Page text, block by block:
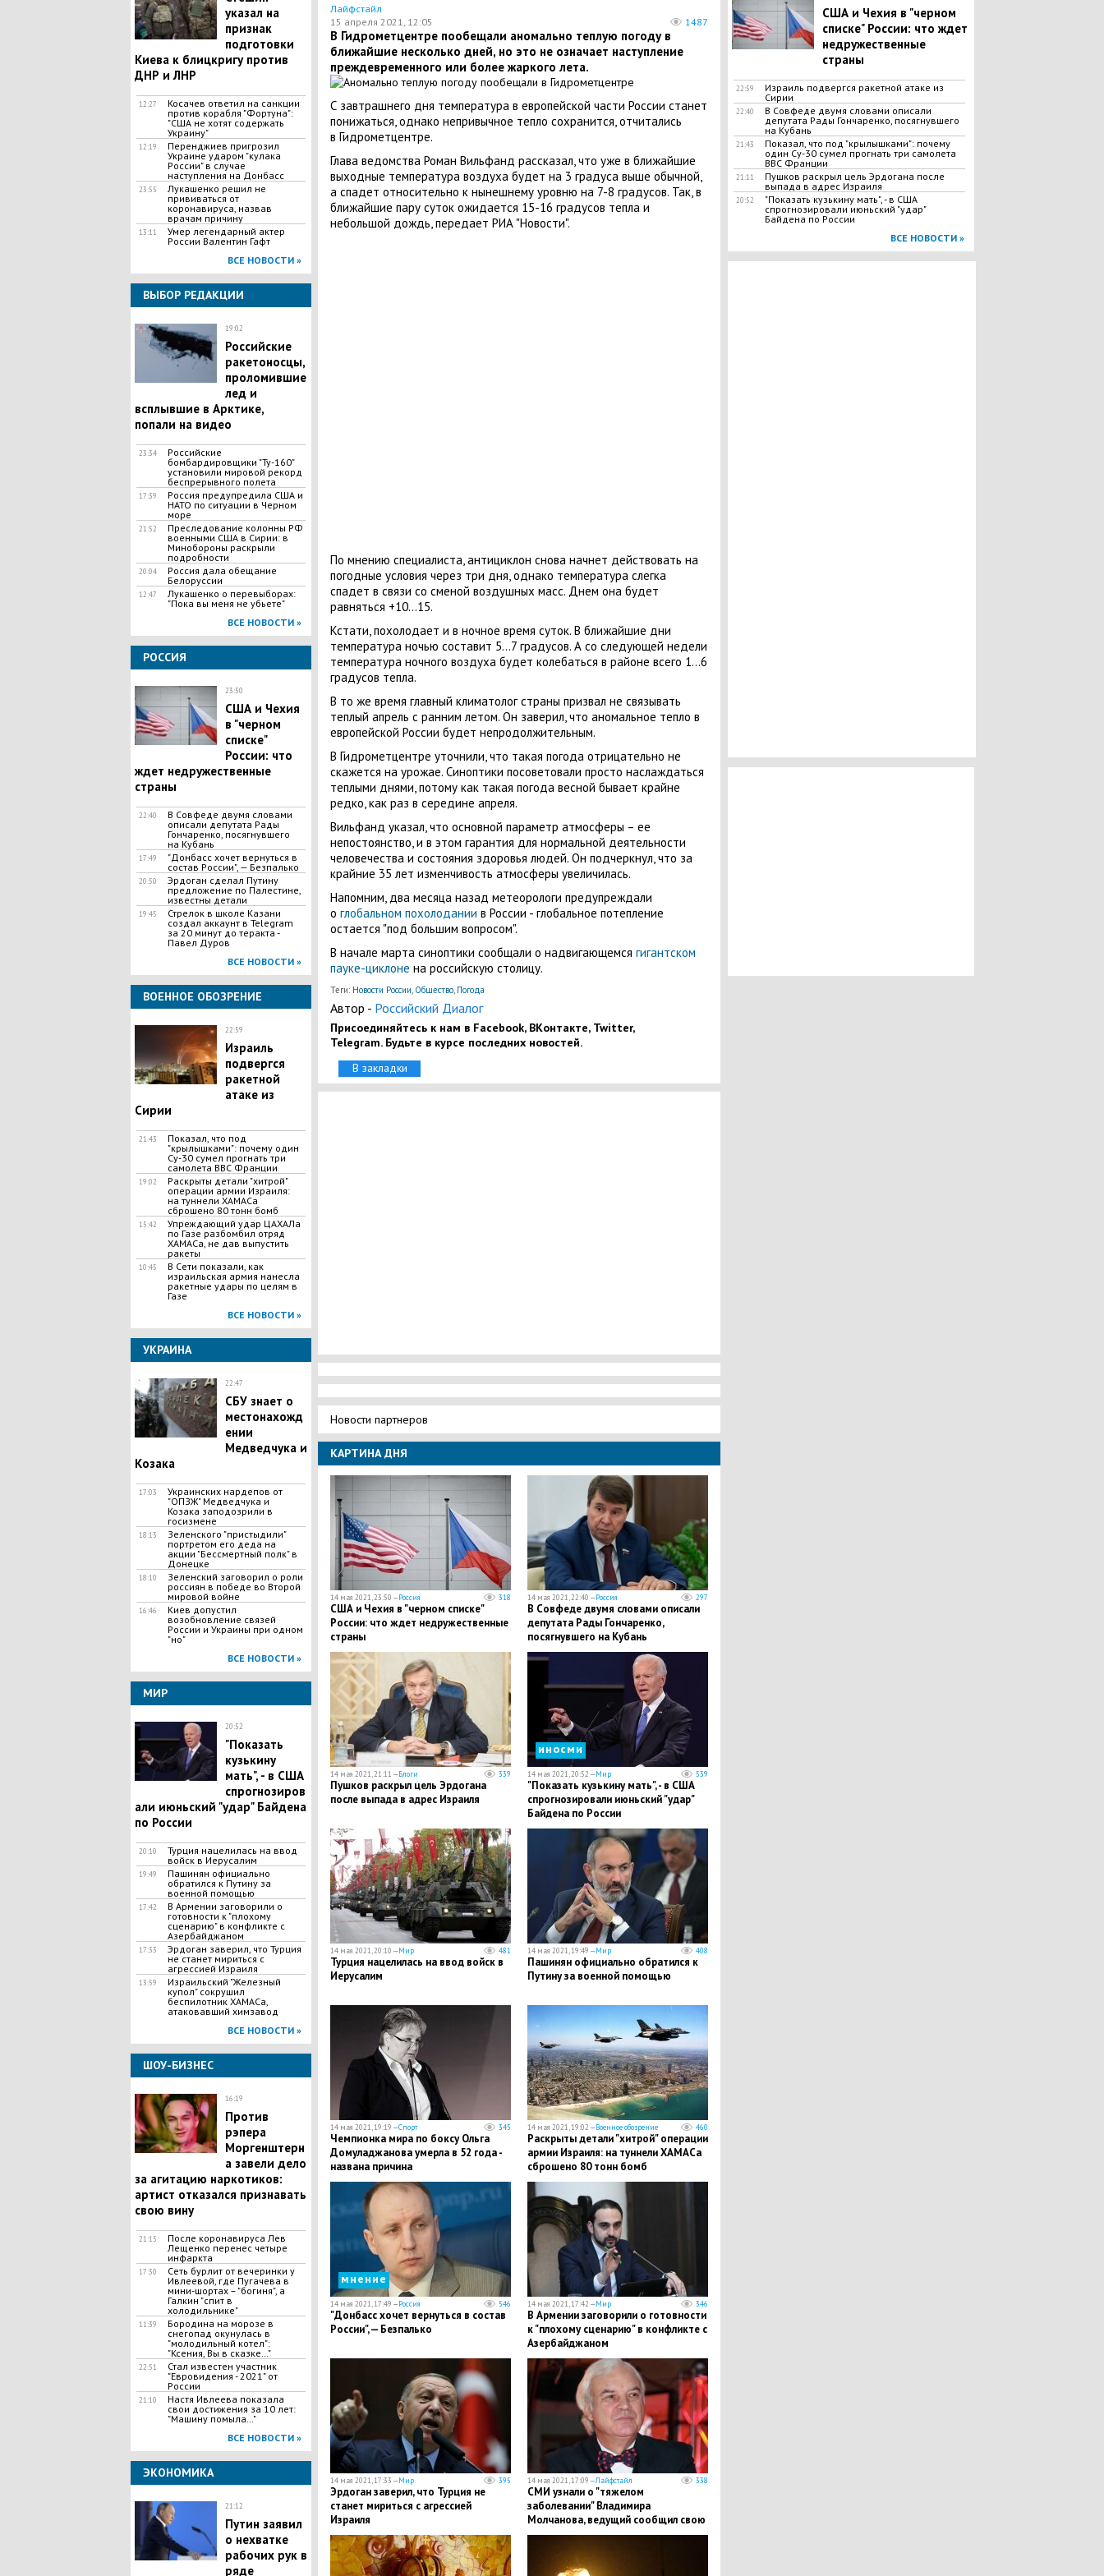
указал на
признак
подготовки
Киева к блицкригу против
ДНР и ЛНР
12:27
​Косачев ответил на санкции
против корабля "Фортуна":
"США не хотят содержать
Украину"
12:19
Перенджиев пригрозил
Украине ударом "кулака
России" в случае
наступления на Донбасс
23:55
Лукашенко решил не
прививаться от
коронавируса, назвав
врачам причину
13:11
Умер легендарный актер
России Валентин Гафт
ВСЕ НОВОСТИ »
ВЫБОР РЕДАКЦИИ
19:02
Российские
ракетоносцы,
проломившие
лед и
всплывшие в Арктике,
попали на видео
23:34
Российские
бомбардировщики "Ту-160"
установили мировой рекорд
беспрерывного полета
17:39
Россия предупредила США и
НАТО по ситуации в Черном
море
21:52
Преследование колонны РФ
военными США в Сирии: в
Минобороны раскрыли
подробности
20:04
Россия дала обещание
Белоруссии
12:47
​Лукашенко о перевыборах:
"Пока вы меня не убьете"
ВСЕ НОВОСТИ »
РОССИЯ
23:50
США и Чехия
в "черном
списке"
России: что
ждет недружественные
страны
22:40
В Совфеде двумя словами
описали депутата Рады
Гончаренко, посягнувшего
на Кубань
17:49
"Донбасс хочет вернуться в
состав России", — Безпалько
20:50
Эрдоган сделал Путину
предложение по Палестине,
известны детали
19:45
​Стрелок в школе Казани
создал аккаунт в Telegram
за 20 минут до теракта -
Павел Дуров
ВСЕ НОВОСТИ »
ВОЕННОЕ ОБОЗРЕНИЕ
22:59
Израиль
подвергся
ракетной
атаке из
Сирии
21:43
Показал, что под
"крылышками": почему один
Су-30 сумел прогнать три
самолета ВВС Франции
19:02
Раскрыты детали "хитрой"
операции армии Израиля:
на туннели ХАМАСа
сброшено 80 тонн бомб
15:42
Упреждающий удар ЦАХАЛа
по Газе разбомбил отряд
ХАМАСа, не дав выпустить
ракеты
10:45
В Сети показали, как
израильская армия нанесла
ракетные удары по целям в
Газе
ВСЕ НОВОСТИ »
УКРАИНА
22:47
СБУ знает о
местонахожд
ении
Медведчука и
Козака
17:03
Украинских нардепов от
"ОПЗЖ" Медведчука и
Козака заподозрили в
госизмене
18:13
Зеленского "пристыдили"
портретом его деда на
акции "Бессмертный полк" в
Донецке
18:10
Зеленский заговорил о роли
россиян в победе во Второй
мировой войне
16:46
Киев допустил
возобновление связей
России и Украины при одном
"но"
ВСЕ НОВОСТИ »
МИР
20:52
"Показать
кузькину
мать", - в США
спрогнозиров
али июньский "удар" Байдена
по России
20:10
Турция нацелилась на ввод
войск в Иерусалим
19:49
Пашинян официально
обратился к Путину за
военной помощью
17:42
В Армении заговорили о
готовности к "плохому
сценарию" в конфликте с
Азербайджаном
17:33
Эрдоган заверил, что Турция
не станет мириться с
агрессией Израиля
13:59
Израильский "Железный
купол" сокрушил
беспилотник ХАМАСа,
атаковавший химзавод
ВСЕ НОВОСТИ »
ШОУ-БИЗНЕС
16:19
Против
рэпера
Моргенштерн
а завели дело
за агитацию наркотиков:
артист отказался признавать
свою вину
21:15
После коронавируса Лев
Лещенко перенес четыре
инфаркта
17:30
Сеть бурлит от вечеринки у
Ивлеевой, где Пугачева в
мини-шортах – "богиня", а
Галкин "спит в
холодильнике"
11:39
Бородина на морозе в
снегопад окунулась в
"молодильный котел":
"Ксения, Вы в сказке…"
22:51
Стал известен участник
"Евровидения - 2021" от
России
21:10
Настя Ивлеева показала
свои достижения за 10 лет:
"Машину помыла…"
ВСЕ НОВОСТИ »
ЭКОНОМИКА
21:12
Путин заявил
о нехватке
рабочих рук в
ряде
Лайфстайл
15 апреля 2021, 12:05
1487
В Гидрометцентре пообещали аномально теплую погоду в
ближайшие несколько дней, но это не означает наступление
преждевременного или более жаркого лета.
С завтрашнего дня температура в европейской части России станет
понижаться, однако непривычное тепло сохранится, отчитались
в Гидрометцентре.
Глава ведомства Роман Вильфанд рассказал, что уже в ближайшие
выходные температура воздуха будет на 3 градуса выше обычной,
а спадет относительно к нынешнему уровню на 7-8 градусов. Так, в
ближайшие пару суток ожидается 15-16 градусов тепла и
небольшой дождь, передает РИА "Новости".
По мнению специалиста, антициклон снова начнет действовать на
погодные условия через три дня, однако температура слегка
спадет в связи со сменой воздушных масс. Днем она будет
равняться +10…15.
Кстати, похолодает и в ночное время суток. В ближайшие дни
температура ночью составит 5...7 градусов. А со следующей недели
температура ночного воздуха будет колебаться в районе всего 1...6
градусов тепла.
В то же время главный климатолог страны призвал не связывать
теплый апрель с ранним летом. Он заверил, что аномальное тепло в
европейской России будет непродолжительным.
В Гидрометцентре уточнили, что такая погода отрицательно не
скажется на урожае. Синоптики посоветовали просто наслаждаться
теплыми днями, потому как такая погода весной бывает крайне
редко, как раз в середине апреля.
Вильфанд указал, что основной параметр атмосферы – ее
непостоянство, и в этом гарантия для нормальной деятельности
человечества и состояния здоровья людей. Он подчеркнул, что за
крайние 35 лет изменчивость атмосферы увеличилась.
Напомним, два месяца назад метеорологи предупреждали
о глобальном похолодании в России - глобальное потепление
остается "под большим вопросом".
В начале марта синоптики сообщали о надвигающемся гигантском
пауке-циклоне на российскую столицу.
Теги: Новости России, Общество, Погода
Автор - Российский Диалог
Присоединяйтесь к нам в Facebook, ВКонтакте, Twitter,
Telegram. Будьте в курсе последних новостей.
В закладки
Новости партнеров
КАРТИНА ДНЯ
14 мая 2021, 23:50 —Россия 318
США и Чехия в "черном списке"
России: что ждет недружественные
страны
14 мая 2021, 22:40 —Россия 297
В Совфеде двумя словами описали
депутата Рады Гончаренко,
посягнувшего на Кубань
14 мая 2021, 21:11 —Блоги 339
Пушков раскрыл цель Эрдогана
после выпада в адрес Израиля
иносми
14 мая 2021, 20:52 —Мир 539
"Показать кузькину мать", - в США
спрогнозировали июньский "удар"
Байдена по России
14 мая 2021, 20:10 —Мир 481
Турция нацелилась на ввод войск в
Иерусалим
14 мая 2021, 19:49 —Мир 408
Пашинян официально обратился к
Путину за военной помощью
14 мая 2021, 19:19 —Спорт 345
Чемпионка мира по боксу Ольга
Домуладжанова умерла в 52 года -
названа причина
14 мая 2021, 19:02 —Военное обозрение 460
Раскрыты детали "хитрой" операции
армии Израиля: на туннели ХАМАСа
сброшено 80 тонн бомб
мнение
14 мая 2021, 17:49 —Россия 546
"Донбасс хочет вернуться в состав
России", — Безпалько
14 мая 2021, 17:42 —Мир 346
В Армении заговорили о готовности
к "плохому сценарию" в конфликте с
Азербайджаном
14 мая 2021, 17:33 —Мир 395
Эрдоган заверил, что Турция не
станет мириться с агрессией
Израиля
14 мая 2021, 17:09 —Лайфстайл 338
СМИ узнали о "тяжелом
заболевании" Владимира
Молчанова, ведущий сообщил свою
версию
США и Чехия в "черном
списке" России: что ждет
недружественные
страны
22:59
Израиль подвергся ракетной атаке из
Сирии
22:40
В Совфеде двумя словами описали
депутата Рады Гончаренко, посягнувшего
на Кубань
21:43
Показал, что под "крылышками": почему
один Су-30 сумел прогнать три самолета
ВВС Франции
21:11
Пушков раскрыл цель Эрдогана после
выпада в адрес Израиля
20:52
"Показать кузькину мать", - в США
спрогнозировали июньский "удар"
Байдена по России
ВСЕ НОВОСТИ »